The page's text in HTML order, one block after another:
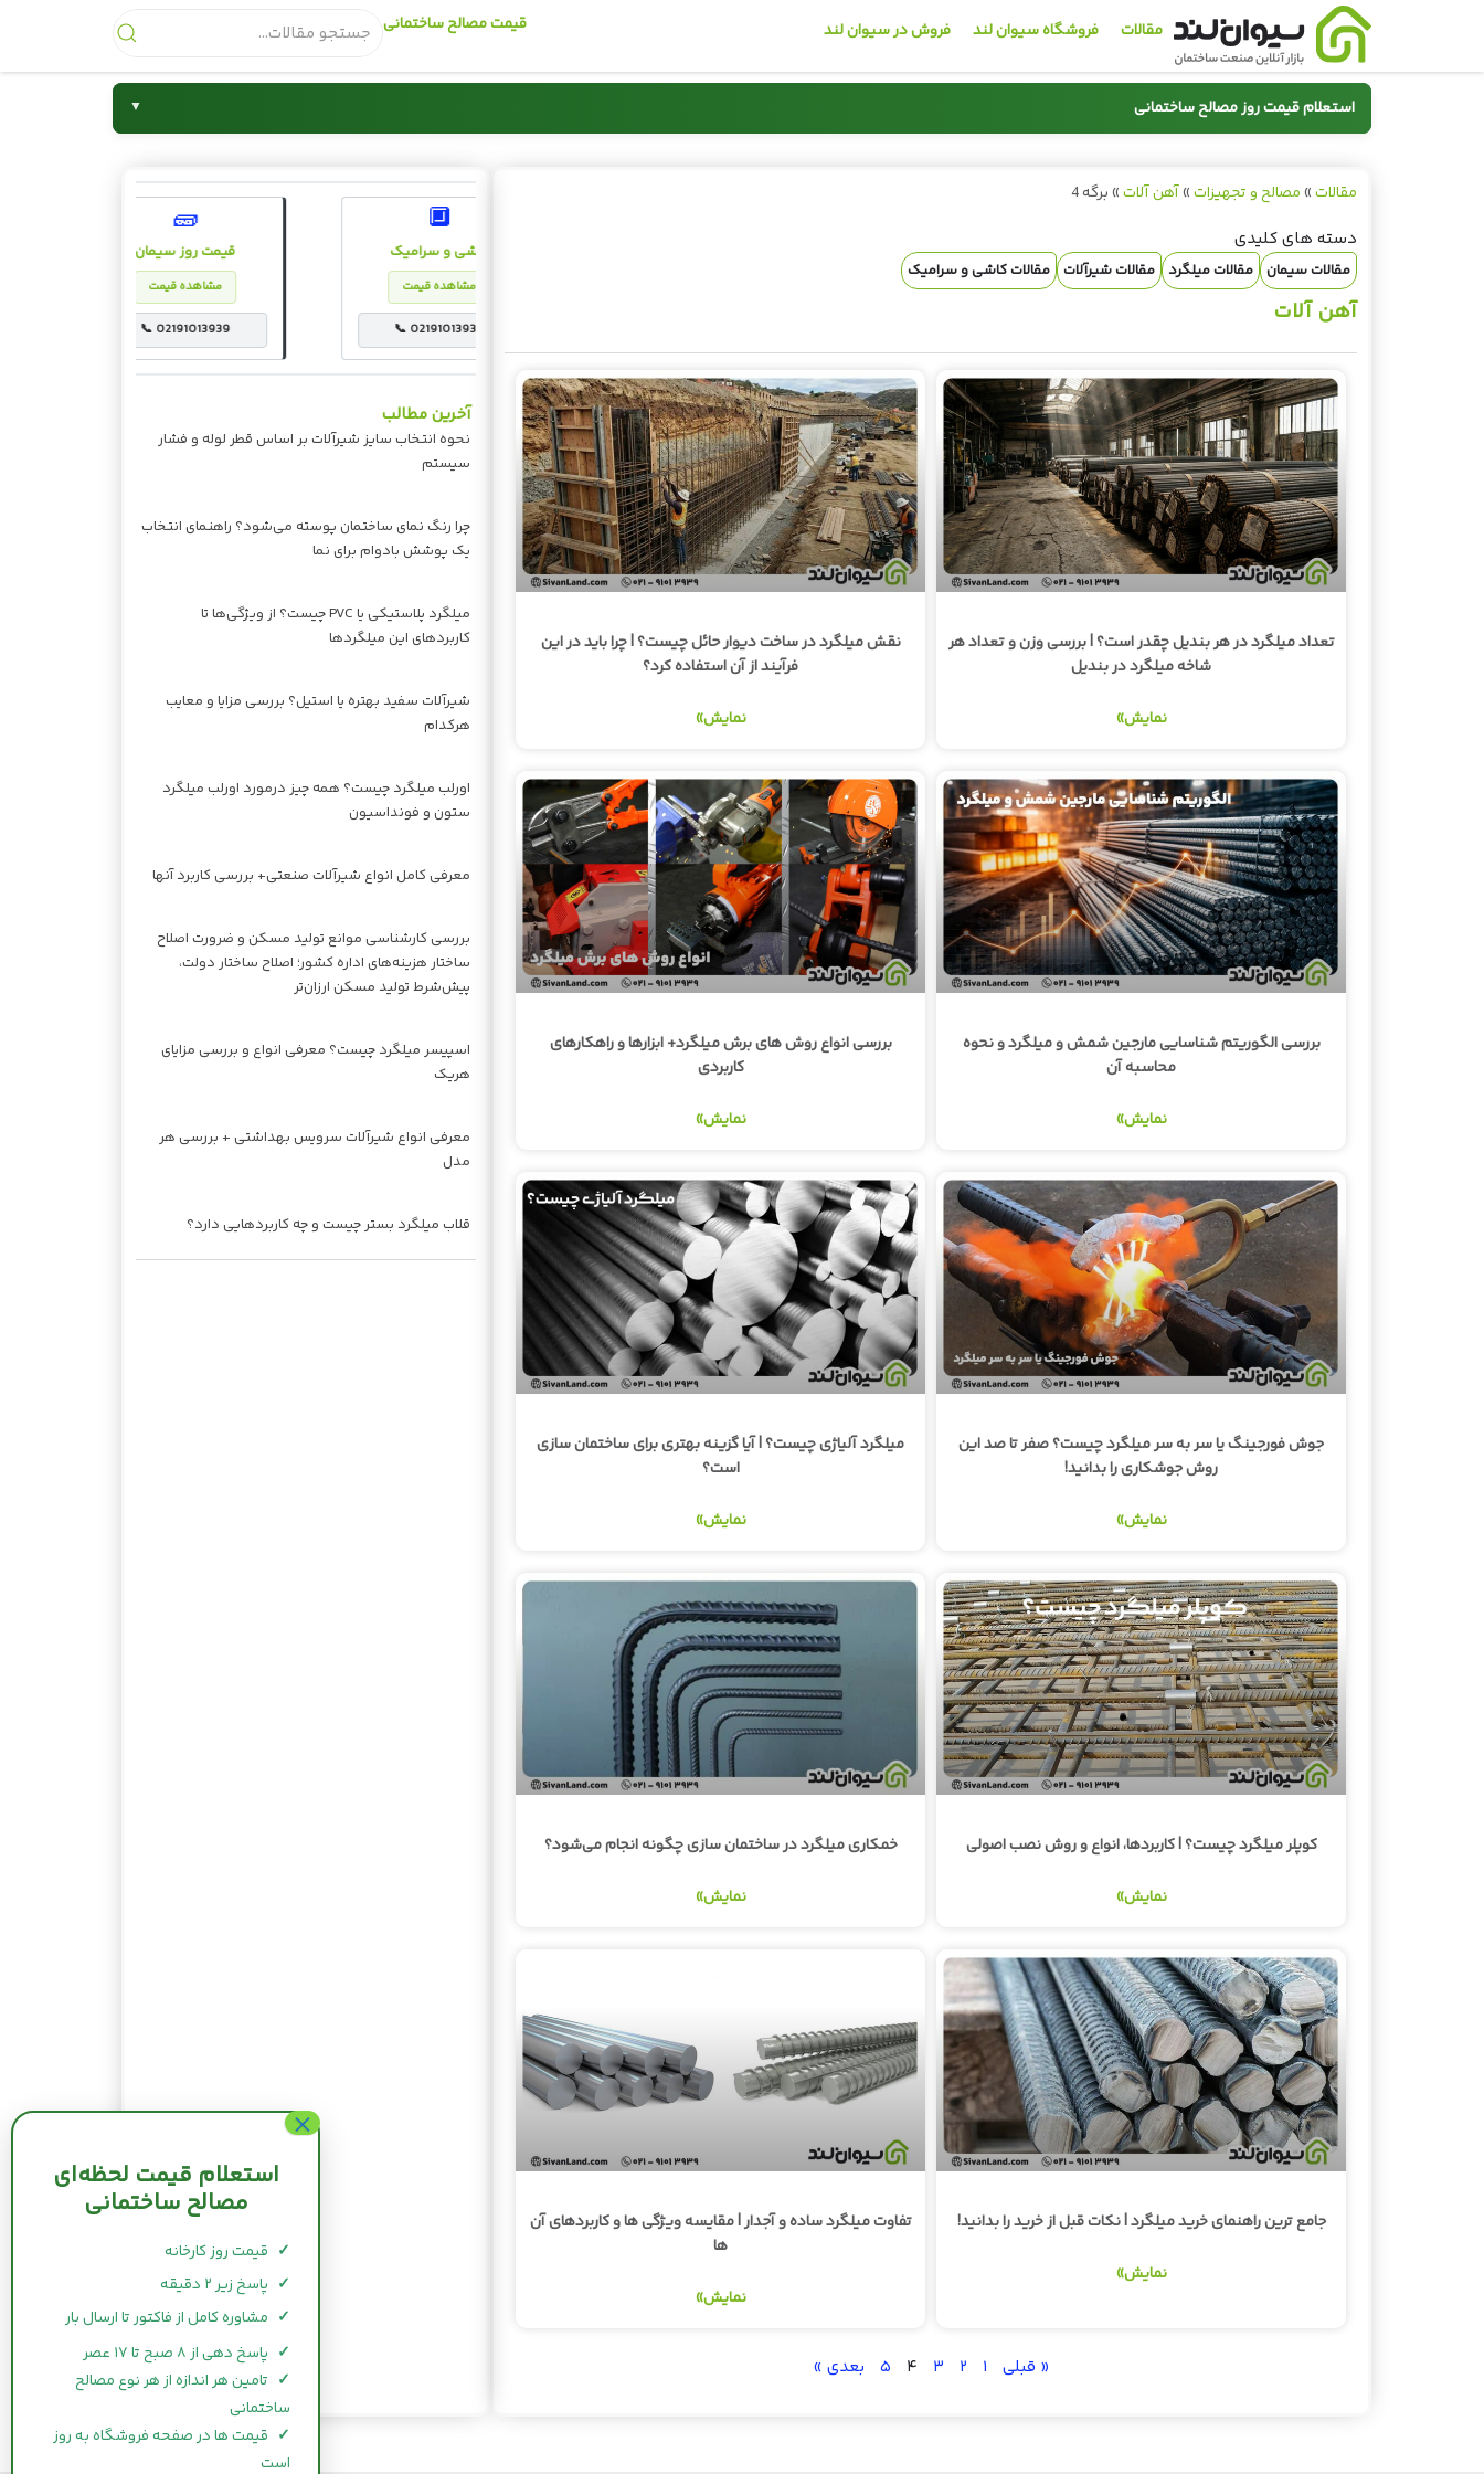
مقالات فروشگاه سیوان لند فروش در سیوان لند قیمت مصالح ساختمانی
استعلام قیمت روز مصالح ساختمانی ▼
مقالات»مصالح و تجهیزات»آهن آلات»برگه 4
دسته های کلیدی
مقالات سیمان مقالات میلگرد مقالات شیرآلات مقالات کاشی و سرامیک
آهن آلات
تعداد میلگرد در هر بندیل چقدر است؟ | بررسی وزن و تعداد هر
شاخه میلگرد در بندیل
نمایش»
نقش میلگرد در ساخت دیوار حائل چیست؟ | چرا باید در این
فرآیند از آن استفاده کرد؟
نمایش»
بررسی الگوریتم شناسایی مارجین شمش و میلگرد و نحوه
محاسبه آن
نمایش»
بررسی انواع روش های برش میلگرد+ ابزارها و راهکارهای
کاربردی
نمایش»
جوش فورجینگ یا سر به سر میلگرد چیست؟ صفر تا صد این
روش جوشکاری را بدانید‍!
نمایش»
میلگرد آلیاژی چیست؟ | آیا گزینه بهتری برای ساختمان سازی
است؟
نمایش»
کوپلر میلگرد چیست؟ | کاربردها، انواع و روش نصب اصولی
نمایش»
خمکاری میلگرد در ساختمان سازی چگونه انجام می‌شود؟
نمایش»
جامع ترین راهنمای خرید میلگرد | نکات قبل از خرید را بدانید!
نمایش»
تفاوت میلگرد ساده و آجدار | مقایسه ویژگی ها و کاربردهای آن
ها
نمایش»
« قبلی ۱ ۲ ۳ ۴ ۵ بعدی »
قیمت روز سیمان
مشاهده قیمت
📞 02191013939
کاشی و سرامیک
مشاهده قیمت
📞 02191013939
قیمت روز انواع گچ
مشاهده قیمت
قیمت روز میلگرد
مشاهده قیمت
قیمت روز سیمان
آخرین مطالب
نحوه انتخاب سایز شیرآلات بر اساس قطر لوله و فشار
سیستم
چرا رنگ نمای ساختمان پوسته می‌شود؟ راهنمای انتخاب
یک پوشش بادوام برای نما
میلگرد پلاستیکی یا PVC چیست؟ از ویژگی‌ها تا
کاربردهای این میلگردها
شیرآلات سفید بهتره یا استیل؟ بررسی مزایا و معایب
هرکدام
اورلب میلگرد چیست؟ همه چیز درمورد اورلب میلگرد
ستون و فونداسیون
معرفی کامل انواع شیرآلات صنعتی+ بررسی کاربرد آنها
بررسی کارشناسی موانع تولید مسکن و ضرورت اصلاح
ساختار هزینه‌های اداره کشور؛ اصلاح ساختار دولت،
پیش‌شرط تولید مسکن ارزان‌تر
اسپیسر میلگرد چیست؟ معرفی انواع و بررسی مزایای
هریک
معرفی انواع شیرآلات سرویس بهداشتی + بررسی هر
مدل
قلاب میلگرد بستر چیست و چه کاربردهایی دارد؟
استعلام قیمت لحظه‌ای
مصالح ساختمانی
✓ قیمت روز کارخانه
✓ پاسخ زیر ۲ دقیقه
✓ مشاوره کامل از فاکتور تا ارسال بار
✓ پاسخ دهی از ۸ صبح تا ۱۷ عصر
✓ تامین هر اندازه از هر نوع مصالح
ساختمانی
✓ قیمت ها در صفحه فروشگاه به روز
است